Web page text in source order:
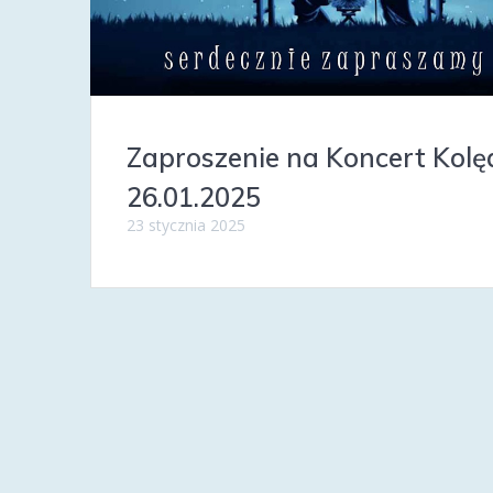
Zaproszenie na Koncert
26.01.2025
23 stycznia 2025